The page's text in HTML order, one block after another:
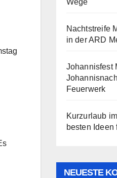
Wege
Nachtstreife
in der ARD
Johannisfest
Feuerwerk
Kurzurlaub
besten Ideen
NEUESTE